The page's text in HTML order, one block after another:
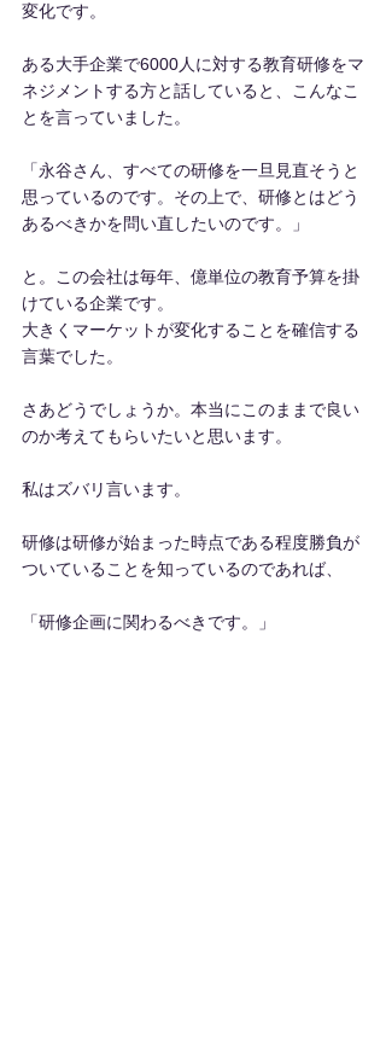
変化です。
ある大手企業で6000人に対する教育研修をマ
ネジメントする方と話していると、こんなこ
とを言っていました。
「永谷さん、すべての研修を一旦見直そうと
思っているのです。その上で、研修とはどう
あるべきかを問い直したいのです。」
と。この会社は毎年、億単位の教育予算を掛
けている企業です。
大きくマーケットが変化することを確信する
言葉でした。
さあどうでしょうか。本当にこのままで良い
のか考えてもらいたいと思います。
私はズバリ言います。
研修は研修が始まった時点である程度勝負が
ついていることを知っているのであれば、
「研修企画に関わるべきです。」